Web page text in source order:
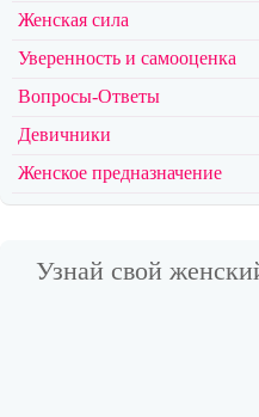
Женская сила
Уверенность и самооценка
Вопросы-Ответы
Девичники
Женское предназначение
Узнай свой